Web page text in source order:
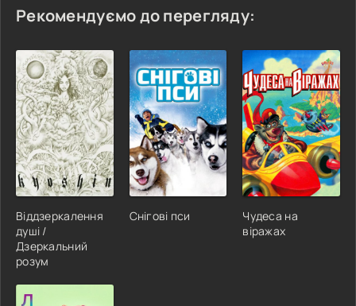
Рекомендуємо до перегляду:
Віддзеркалення
душі /
Дзеркальний
розум
Снігові пси
Чудеса на
віражах